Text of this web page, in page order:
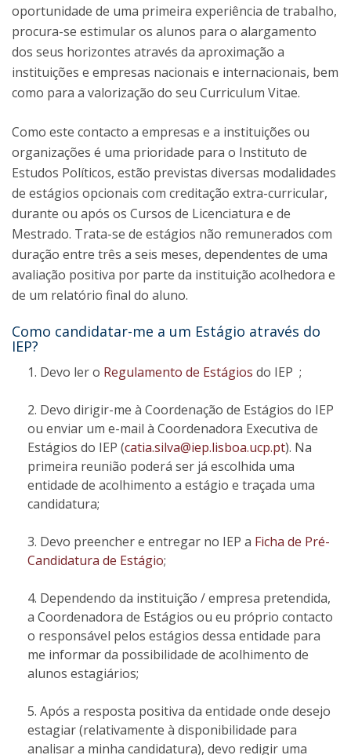
oportunidade de uma primeira experiência de trabalho,
procura-se estimular os alunos para o alargamento
dos seus horizontes através da aproximação a
instituições e empresas nacionais e internacionais, bem
como para a valorização do seu Curriculum Vitae.
Como este contacto a empresas e a instituições ou
organizações é uma prioridade para o Instituto de
Estudos Políticos, estão previstas diversas modalidades
de estágios opcionais com creditação extra-curricular,
durante ou após os Cursos de Licenciatura e de
Mestrado. Trata-se de estágios não remunerados com
duração entre três a seis meses, dependentes de uma
avaliação positiva por parte da instituição acolhedora e
de um relatório final do aluno.
Como candidatar-me a um Estágio através do
IEP?
Devo ler o Regulamento de Estágios do IEP ;
Devo dirigir-me à Coordenação de Estágios do IEP
ou enviar um e-mail à Coordenadora Executiva de
Estágios do IEP (catia.silva@iep.lisboa.ucp.pt). Na
primeira reunião poderá ser já escolhida uma
entidade de acolhimento a estágio e traçada uma
candidatura;
Devo preencher e entregar no IEP a Ficha de Pré-
Candidatura de Estágio;
Dependendo da instituição / empresa pretendida,
a Coordenadora de Estágios ou eu próprio contacto
o responsável pelos estágios dessa entidade para
me informar da possibilidade de acolhimento de
alunos estagiários;
Após a resposta positiva da entidade onde desejo
estagiar (relativamente à disponibilidade para
analisar a minha candidatura), devo redigir uma